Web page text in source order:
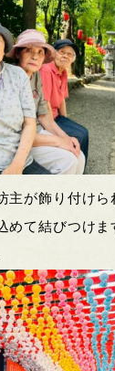
主が飾り付けら
めて結びつけ